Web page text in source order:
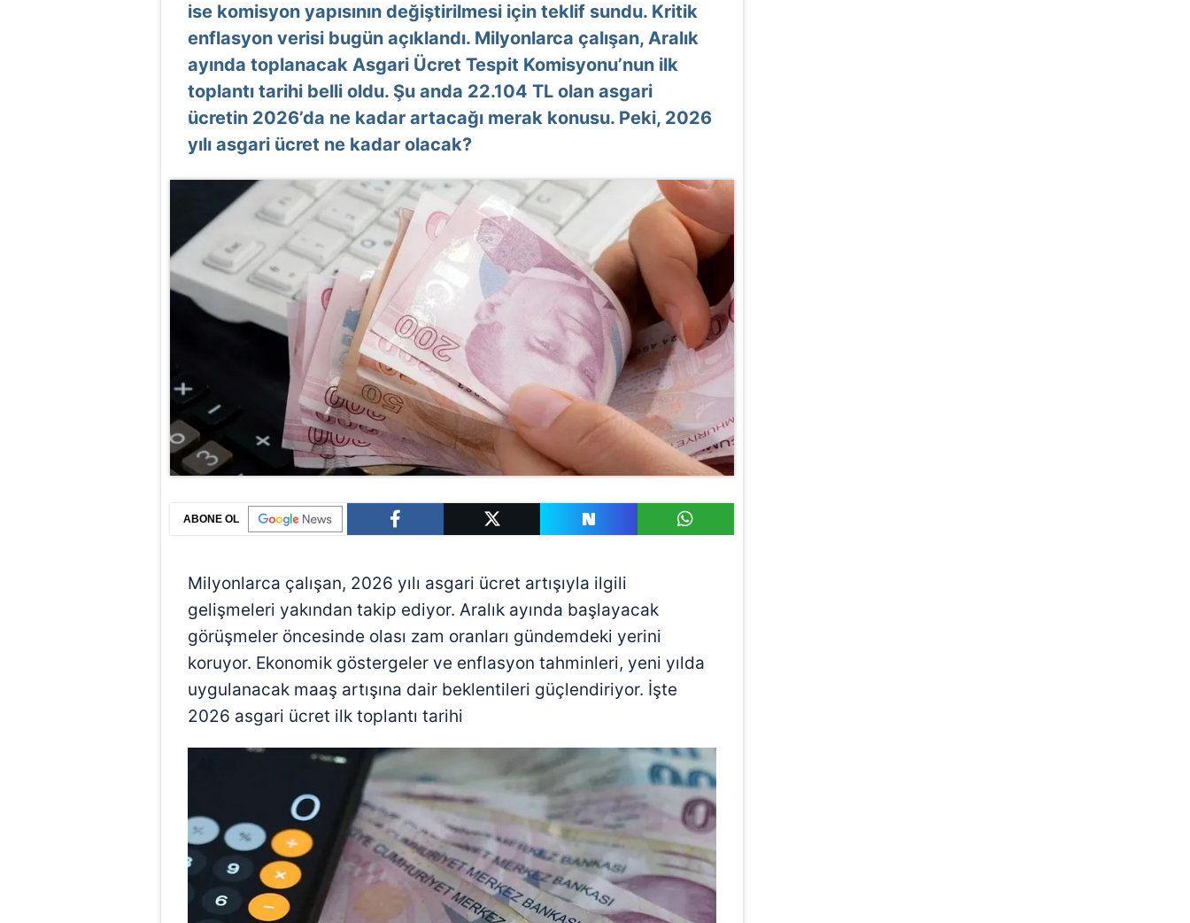
ise komisyon yapısının değiştirilmesi için teklif sundu. Kritik
enflasyon verisi bugün açıklandı. Milyonlarca çalışan, Aralık
ayında toplanacak Asgari Ücret Tespit Komisyonu’nun ilk
toplantı tarihi belli oldu. Şu anda 22.104 TL olan asgari
ücretin 2026’da ne kadar artacağı merak konusu. Peki, 2026
yılı asgari ücret ne kadar olacak?
ABONE OL
Milyonlarca çalışan, 2026 yılı asgari ücret artışıyla ilgili
gelişmeleri yakından takip ediyor. Aralık ayında başlayacak
görüşmeler öncesinde olası zam oranları gündemdeki yerini
koruyor. Ekonomik göstergeler ve enflasyon tahminleri, yeni yılda
uygulanacak maaş artışına dair beklentileri güçlendiriyor. İşte
2026 asgari ücret ilk toplantı tarihi